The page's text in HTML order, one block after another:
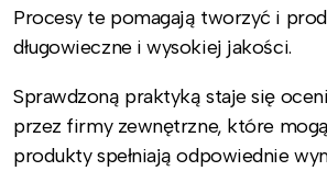
Procesy te pomagają tworzyć i
długowieczne i wysokiej jakości.
Sprawdzoną praktyką staje się
przez firmy zewnętrzne, które
produkty spełniają odpowiednie